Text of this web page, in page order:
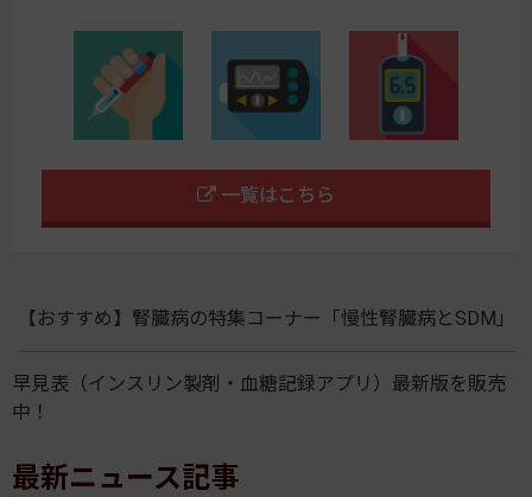
一覧はこちら
【おすすめ】腎臓病の特集コーナー「慢性腎臓病とSDM」
早見表（インスリン製剤・血糖記録アプリ）最新版を販売
中！
最新ニュース記事